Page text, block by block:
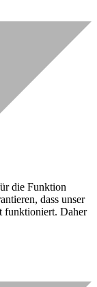
die Funktion
dass unser
funktioniert. Daher